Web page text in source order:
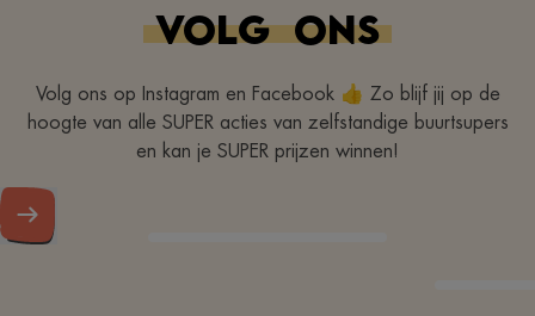
VOLG ONS
Volg ons op Instagram en Facebook 👍 Zo blijf jij op de
hoogte van alle SUPER acties van zelfstandige buurtsupers
en kan je SUPER prijzen winnen!